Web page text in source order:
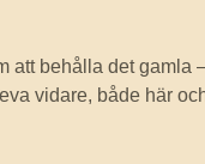
att behålla det gamla
vidare, både här